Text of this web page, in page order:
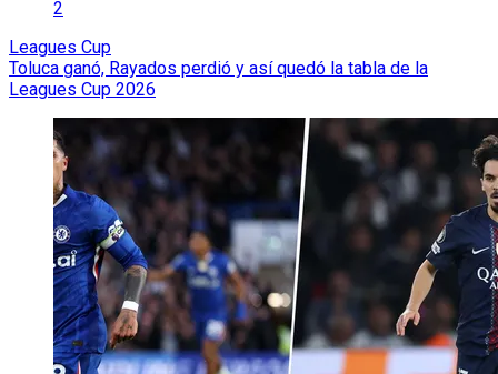
2
Leagues Cup
Toluca ganó, Rayados perdió y así quedó la tabla de la
Leagues Cup 2026